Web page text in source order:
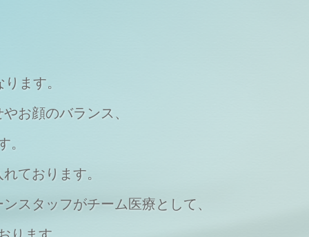
ます。
お顔のバランス、
。
ております。
スタッフがチーム医療として、